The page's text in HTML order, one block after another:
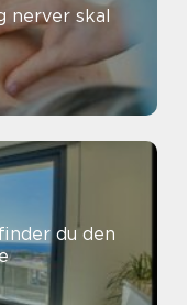
nerver skal